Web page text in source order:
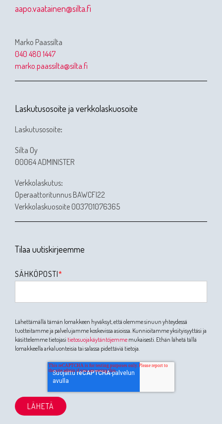
aapo.vaatainen@silta.fi
Marko Paassilta
040 480 1447
marko.paassilta@silta.fi
Laskutusosoite ja verkkolaskuosoite
Laskutusosoite:
Silta Oy
00064 ADMINISTER
Verkkolaskutus:
Operaattoritunnus BAWCFI22
Verkkolaskuosoite 003701076365
Tilaa uutiskirjeemme
SÄHKÖPOSTI*
Lähettämällä tämän lomakkeen hyväksyt, että olemme sinuun yhteydessä
tuotteitamme ja palvelujamme koskevissa asioissa. Kunnioitamme yksityisyyttäsi ja
käsittelemme tietojasi tietosuojakäytäntöjemme mukaisesti. Ethän lähetä tällä
lomakkeella arkaluonteisia tai salassa pidettäviä tietoja.